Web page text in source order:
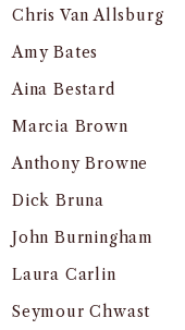
Chris Van Allsburg
Amy Bates
Aina Bestard
Marcia Brown
Anthony Browne
Dick Bruna
John Burningham
Laura Carlin
Seymour Chwast